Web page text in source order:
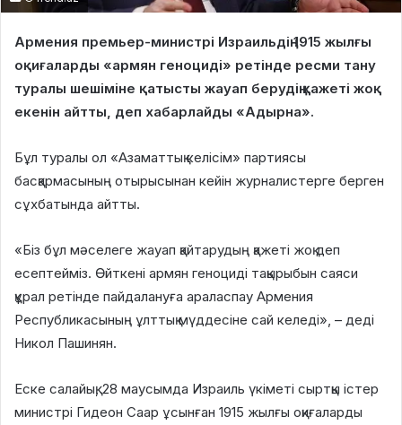
Армения премьер-министрі Израильдің 1915 жылғы
оқиғаларды «армян геноциді» ретінде ресми тану
туралы шешіміне қатысты жауап берудің қажеті жоқ
екенін айтты, деп хабарлайды «Адырна».
Бұл туралы ол «Азаматтық келісім» партиясы
басқармасының отырысынан кейін журналистерге берген
сұхбатында айтты.
«Біз бұл мәселеге жауап қайтарудың қажеті жоқ деп
есептейміз. Өйткені армян геноциді тақырыбын саяси
құрал ретінде пайдалануға араласпау Армения
Республикасының ұлттық мүддесіне сай келеді», – деді
Никол Пашинян.
Еске салайық, 28 маусымда Израиль үкіметі сыртқы істер
министрі Гидеон Саар ұсынған 1915 жылғы оқиғаларды